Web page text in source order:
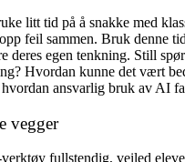
litt tid på å snakke med
feil sammen. Bruk denne
deres egen tenkning. Still
Hvordan kunne det vært
ansvarlig bruk av AI
vegger
fullstendig, veiled